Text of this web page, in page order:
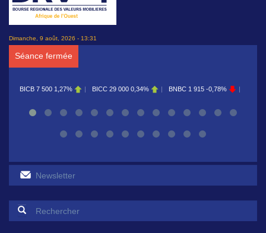
Dimanche, 9 août, 2026 - 13:31
Séance fermée
BICC 29 000 0,34% BNBC 1 915 -0,78% BOAB 8 700 0,11%
Formulaire de recherche